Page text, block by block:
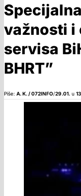
važnosti i
servisa
BHRT”
Piše: A. K. / 072INFO/29.01. u